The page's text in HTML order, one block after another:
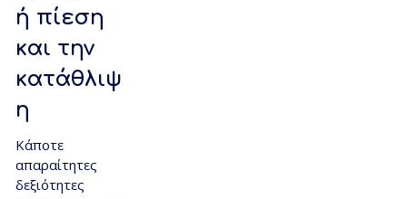
ή πίεση
και την
κατάθλιψ
η
Κάποτε
απαραίτητες
δεξιότητες